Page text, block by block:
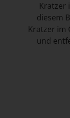
Kratzer
diesem
Kratzer im
und